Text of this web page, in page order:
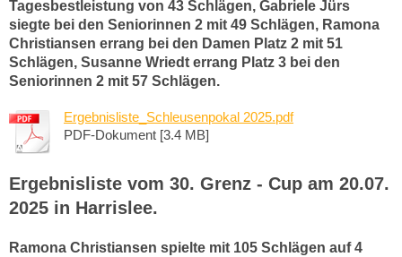
Tagesbestleistung von 43 Schlägen, Gabriele Jürs
siegte bei den Seniorinnen 2 mit 49 Schlägen, Ramona
Christiansen errang bei den Damen Platz 2 mit 51
Schlägen, Susanne Wriedt errang Platz 3 bei den
Seniorinnen 2 mit 57 Schlägen.
Ergebnisliste_Schleusenpokal 2025.pdf
PDF-Dokument [3.4 MB]
Ergebnisliste vom 30. Grenz - Cup am 20.07.
2025 in Harrislee.
Ramona Christiansen spielte mit 105 Schlägen auf 4